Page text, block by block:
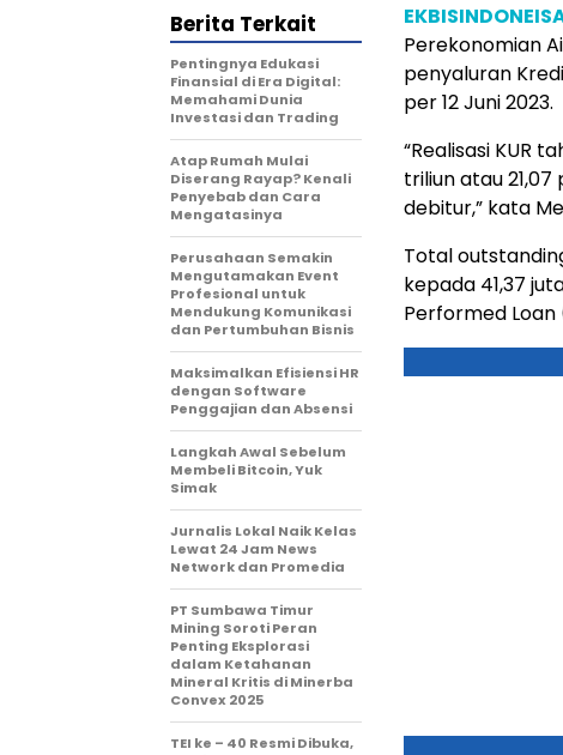
Perekonomian
penyaluran
per 12 Juni 2023.
“Realisasi KUR
triliun atau
debitur,” kata
Total
kepada 41,37
Performed Loan
Berita Terkait
Pentingnya Edukasi
Finansial di Era Digital:
Memahami Dunia
Investasi dan Trading
Atap Rumah Mulai
Diserang Rayap? Kenali
Penyebab dan Cara
Mengatasinya
Perusahaan Semakin
Mengutamakan Event
Profesional untuk
Mendukung Komunikasi
dan Pertumbuhan Bisnis
Maksimalkan Efisiensi HR
dengan Software
Penggajian dan Absensi
Langkah Awal Sebelum
Membeli Bitcoin, Yuk
Simak
Jurnalis Lokal Naik Kelas
Lewat 24 Jam News
Network dan Promedia
PT Sumbawa Timur
Mining Soroti Peran
Penting Eksplorasi
dalam Ketahanan
Mineral Kritis di Minerba
Convex 2025
TEI ke – 40 Resmi Dibuka,